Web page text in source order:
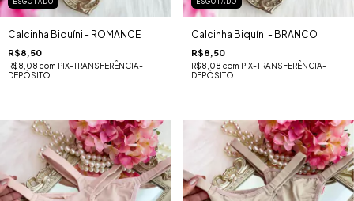
ESGOTADO
Calcinha Biquíni - ROMANCE
R$8,50
R$8,08 com PIX-TRANSFERÊNCIA-
DEPÓSITO
ESGOTADO
Calcinha Biquíni - BRANCO
R$8,50
R$8,08 com PIX-TRANSFERÊNCIA-
DEPÓSITO